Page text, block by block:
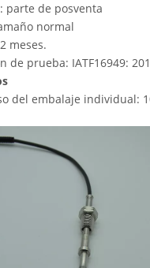
parte de posventa
normal
meses.
de prueba: IATF16949:
del embalaje individual: